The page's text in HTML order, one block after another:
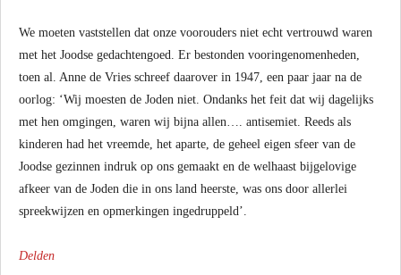
We moeten vaststellen dat onze voorouders niet echt vertrouwd waren
met het Joodse gedachtengoed. Er bestonden vooringenomenheden,
toen al. Anne de Vries schreef daarover in 1947, een paar jaar na de
oorlog: ‘Wij moesten de Joden niet. Ondanks het feit dat wij dagelijks
met hen omgingen, waren wij bijna allen…. antisemiet. Reeds als
kinderen had het vreemde, het aparte, de geheel eigen sfeer van de
Joodse gezinnen indruk op ons gemaakt en de welhaast bijgelovige
afkeer van de Joden die in ons land heerste, was ons door allerlei
spreekwijzen en opmerkingen ingedruppeld’.
Delden